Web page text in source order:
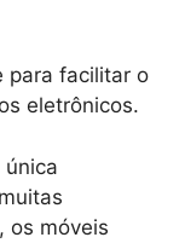
para facilitar o
eletrônicos.
única
os móveis